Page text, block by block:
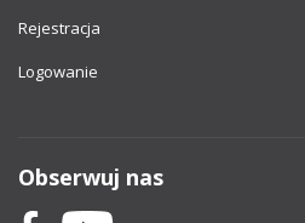
Rejestracja
Logowanie
Obserwuj nas